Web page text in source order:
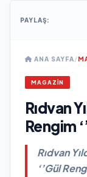
PAYLAŞ:
ANA SAYFA/
MAGAZİN
Rıdvan
Rengim
Rıdvan
‘’Gül